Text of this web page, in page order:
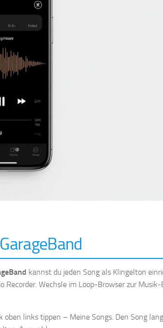
kannst du jeden Song als Klingelton
Recorder. Wechsle im Loop-Browser zur
oben links tippen – Meine Songs. Den Song